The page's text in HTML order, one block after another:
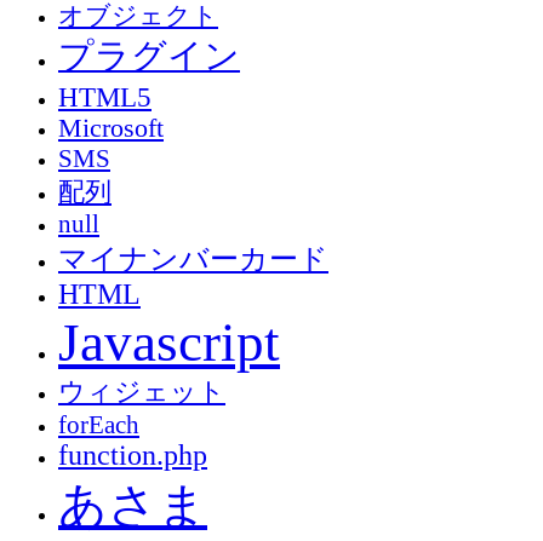
オブジェクト
プラグイン
HTML5
Microsoft
SMS
配列
null
マイナンバーカード
HTML
Javascript
ウィジェット
forEach
function.php
あさま